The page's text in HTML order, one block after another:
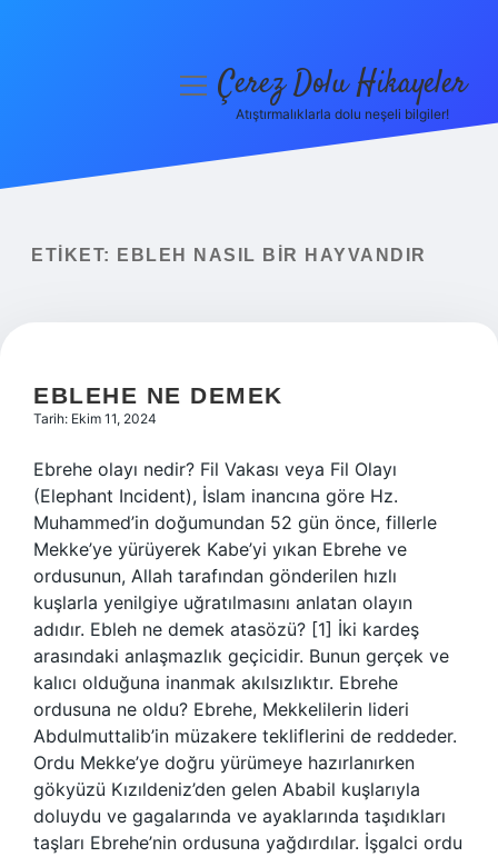
Yasal Uyarı
menüyüÇerez Dolu Hikayeler
Atıştırmalıklarla dolu neşeli bilgiler!
ETIKET: EBLEH NASIL BIR HAYVANDIR
EBLEHE NE DEMEK
Tarih: Ekim 11, 2024
Ebrehe olayı nedir? Fil Vakası veya Fil Olayı
(Elephant Incident), İslam inancına göre Hz.
Muhammed’in doğumundan 52 gün önce, fillerle
Mekke’ye yürüyerek Kabe’yi yıkan Ebrehe ve
ordusunun, Allah tarafından gönderilen hızlı
kuşlarla yenilgiye uğratılmasını anlatan olayın
adıdır. Ebleh ne demek atasözü? [1] İki kardeş
arasındaki anlaşmazlık geçicidir. Bunun gerçek ve
kalıcı olduğuna inanmak akılsızlıktır. Ebrehe
ordusuna ne oldu? Ebrehe, Mekkelilerin lideri
Abdulmuttalib’in müzakere tekliflerini de reddeder.
Ordu Mekke’ye doğru yürümeye hazırlanırken
gökyüzü Kızıldeniz’den gelen Ababil kuşlarıyla
doluydu ve gagalarında ve ayaklarında taşıdıkları
taşları Ebrehe’nin ordusuna yağdırdılar. İşgalci ordu